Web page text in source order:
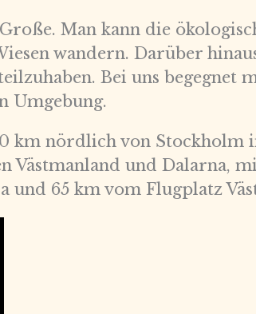
Man kann die
wandern. Darüber
Bei uns begegnet
Umgebung.
km nördlich von Stockholm
Västmanland und Dalarna,
und 65 km vom Flugplatz